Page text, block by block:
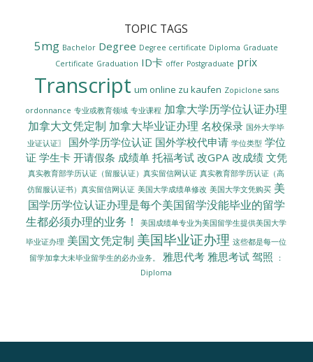
TOPIC TAGS
5mg Bachelor Degree Degree certificate Diploma Graduate
Certificate Graduation ID卡 offer Postgraduate prix
Transcript um online zu kaufen Zopiclone sans
ordonnance 专业或教育领域 专业课程 加拿大学历学位认证办理
加拿大文凭定制 加拿大毕业证办理 名校保录 国外大学毕
业证认证〗
国外学历学位认证 国外学校代申请 学位类型 学位
证 学生卡 开请假条 成绩单 托福考试 改GPA 改成绩 文凭
真实教育部学历认证（留服认证）真实留信网认证 真实教育部学历认证（高
仿留服认证书）真实留信网认证 美国大学成绩单修改 美国大学文凭购买 美
国学历学位认证办理是每个美国留学没能毕业的留学
生都必须办理的业务！
美国成绩单专业为美国留学生提供美国大学
毕业证办理 美国文凭定制 美国毕业证办理 这些都是每一位
留学加拿大未毕业留学生的必办业务。
雅思代考 雅思考试 驾照
：
Diploma